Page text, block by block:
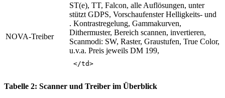
NOVA-Treiber
ST(e), TT, Falcon, alle Auflösungen, unter
stützt GDPS, Vorschaufenster Helligkeits- und
. Kontrastregelung, Gammakurven,
Dithermuster, Bereich scannen, invertieren,
Scanmodi: SW, Raster, Graustufen, True Color,
u.v.a. Preis jeweils DM 199,
Tabelle 2: Scanner und Treiber im Überblick